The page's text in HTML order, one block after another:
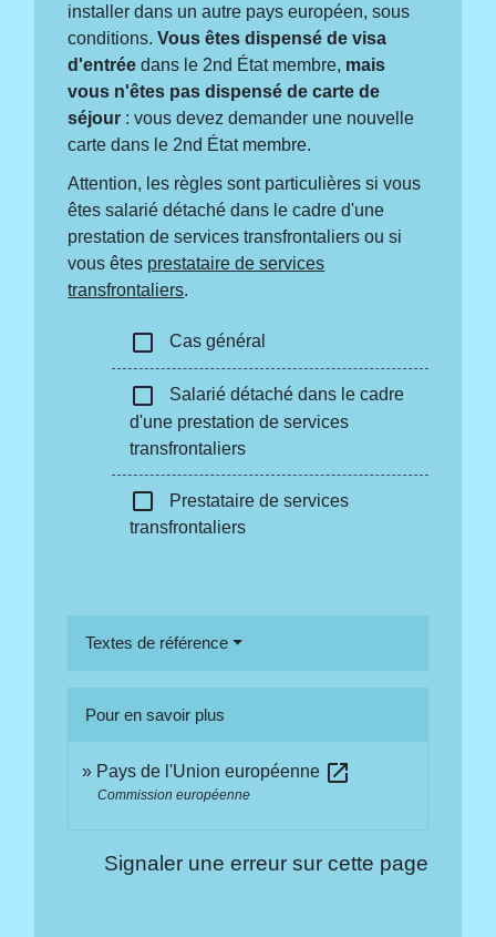
installer dans un autre pays européen, sous
conditions.Vous êtes dispensé de visa
d'entrée dans le 2nd État membre, mais
vous n'êtes pas dispensé de carte de
séjour : vous devez demander une nouvelle
carte dans le 2nd État membre.
Attention, les règles sont particulières si vous
êtes salarié détaché dans le cadre d'une
prestation de services transfrontaliers ou si
vous êtes prestataire de services
transfrontaliers.
check_box_outline_blank Cas général
check_box_outline_blank
Salarié détaché dans le cadre
d'une prestation de services
transfrontaliers
check_box_outline_blank
Prestataire de services
transfrontaliers
Textes de référence
Pour en savoir plus
Pays de l'Union européenne open_in_new
Commission européenne
Signaler une erreur sur cette page